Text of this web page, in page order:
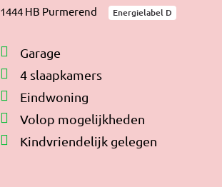
1444 HB Purmerend Energielabel D
Garage
4 slaapkamers
Eindwoning
Volop mogelijkheden
Kindvriendelijk gelegen